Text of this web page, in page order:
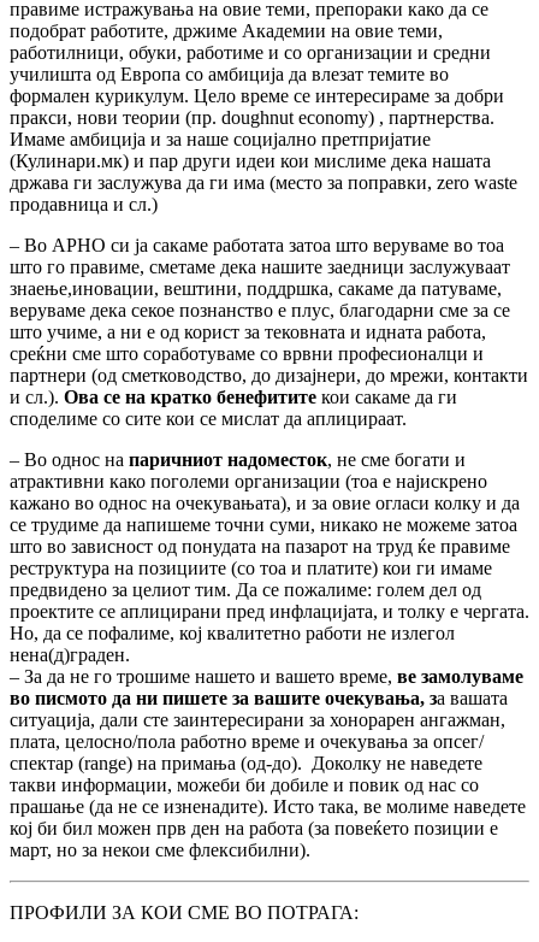
правиме истражувања на овие теми, препораки како да се
подобрат работите, држиме Академии на овие теми,
работилници, обуки, работиме и со организации и средни
училишта од Европа со амбиција да влезат темите во
формален курикулум. Цело време се интересираме за добри
пракси, нови теории (пр. doughnut economy) , партнерства.
Имаме амбиција и за наше социјално претпријатие
(Кулинари.мк) и пар други идеи кои мислиме дека нашата
држава ги заслужува да ги има (место за поправки, zero waste
продавница и сл.)
– Во АРНО си ја сакаме работата затоа што веруваме во тоа
што го правиме, сметаме дека нашите заедници заслужуваат
знаење,иновации, вештини, поддршка, сакаме да патуваме,
веруваме дека секое познанство е плус, благодарни сме за се
што учиме, а ни е од корист за тековната и идната работа,
среќни сме што соработуваме со врвни професионалци и
партнери (од сметководство, до дизајнери, до мрежи, контакти
и сл.). Ова се на кратко бенефитите кои сакаме да ги
споделиме со сите кои се мислат да аплицираат.
– Во однос на паричниот надоместок, не сме богати и
атрактивни како поголеми организации (тоа е најискрено
кажано во однос на очекувањата), и за овие огласи колку и да
се трудиме да напишеме точни суми, никако не можеме затоа
што во зависност од понудата на пазарот на труд ќе правиме
реструктура на позициите (со тоа и платите) кои ги имаме
предвидено за целиот тим. Да се пожалиме: голем дел од
проектите се аплицирани пред инфлацијата, и толку е чергата.
Но, да се пофалиме, кој квалитетно работи не излегол
нена(д)граден.
– За да не го трошиме нашето и вашето време, ве замолуваме
во писмото да ни пишете за вашите очекувања, за вашата
ситуација, дали сте заинтересирани за хонорарен ангажман,
плата, целосно/пола работно време и очекувања за опсег/
спектар (range) на примања (од-до). Доколку не наведете
такви информации, можеби би добиле и повик од нас со
прашање (да не се изненадите). Исто така, ве молиме наведете
кој би бил можен прв ден на работа (за повеќето позиции е
март, но за некои сме флексибилни).
ПРОФИЛИ ЗА КОИ СМЕ ВО ПОТРАГА: